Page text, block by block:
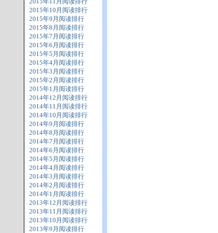
2015年10月阅读排行
2015年9月阅读排行
2015年8月阅读排行
2015年7月阅读排行
2015年6月阅读排行
2015年5月阅读排行
2015年4月阅读排行
2015年3月阅读排行
2015年2月阅读排行
2015年1月阅读排行
2014年12月阅读排行
2014年11月阅读排行
2014年10月阅读排行
2014年9月阅读排行
2014年8月阅读排行
2014年7月阅读排行
2014年6月阅读排行
2014年5月阅读排行
2014年4月阅读排行
2014年3月阅读排行
2014年2月阅读排行
2014年1月阅读排行
2013年12月阅读排行
2013年11月阅读排行
2013年10月阅读排行
2013年9月阅读排行